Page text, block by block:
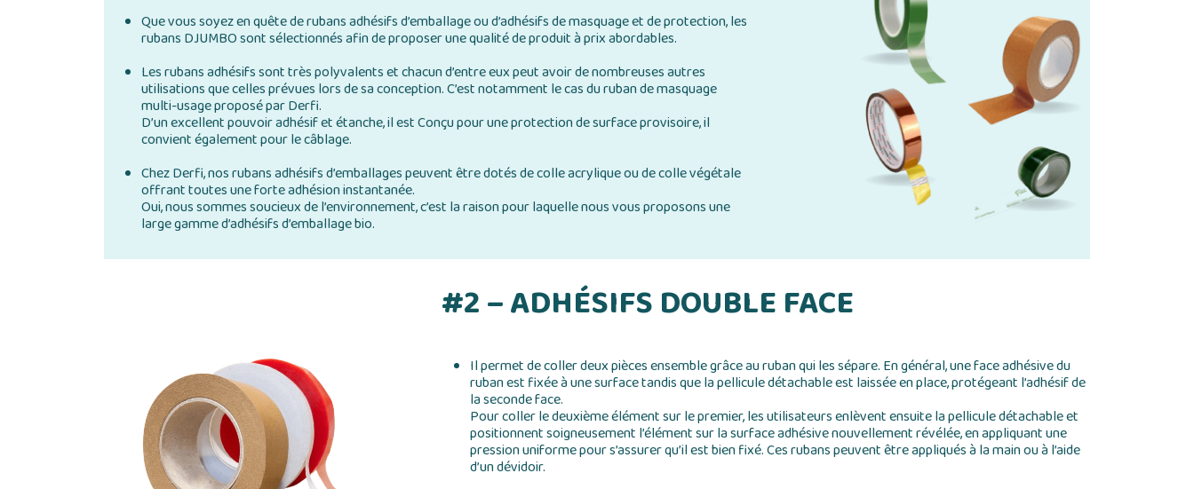
Que vous soyez en quête de rubans adhésifs d’emballage ou d’adhésifs de masquage et de protection, les
rubans DJUMBO sont sélectionnés afin de proposer une qualité de produit à prix abordables.
Les rubans adhésifs sont très polyvalents et chacun d’entre eux peut avoir de nombreuses autres
utilisations que celles prévues lors de sa conception. C’est notamment le cas du ruban de masquage
multi-usage proposé par Derfi.
D’un excellent pouvoir adhésif et étanche, il est Conçu pour une protection de surface provisoire, il
convient également pour le câblage.
Chez Derfi, nos rubans adhésifs d’emballages peuvent être dotés de colle acrylique ou de colle végétale
offrant toutes une forte adhésion instantanée.
Oui, nous sommes soucieux de l’environnement, c’est la raison pour laquelle nous vous proposons une
large gamme d’adhésifs d’emballage bio.
#2 – ADHÉSIFS DOUBLE FACE
Il permet de coller deux pièces ensemble grâce au ruban qui les sépare. En général, une face adhésive du
ruban est fixée à une surface tandis que la pellicule détachable est laissée en place, protégeant l’adhésif de
la seconde face.
Pour coller le deuxième élément sur le premier, les utilisateurs enlèvent ensuite la pellicule détachable et
positionnent soigneusement l’élément sur la surface adhésive nouvellement révélée, en appliquant une
pression uniforme pour s’assurer qu’il est bien fixé. Ces rubans peuvent être appliqués à la main ou à l’aide
d’un dévidoir.